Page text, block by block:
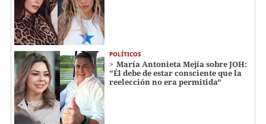
POLÍTICOS
María Antonieta Mejía sobre JOH:
"Él debe de estar consciente que la
reelección no era permitida"